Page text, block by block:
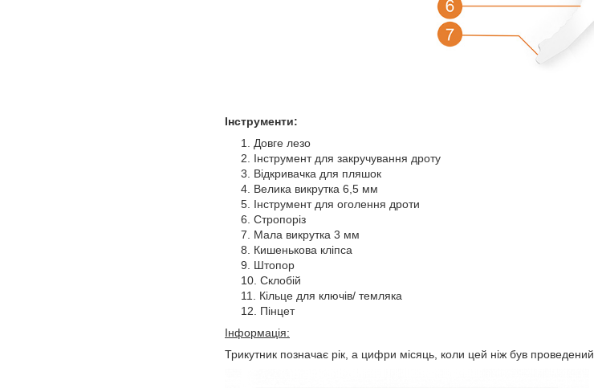
Інструменти:
Довге лезо
Інструмент для закручування дроту
Відкривачка для пляшок
Велика викрутка 6,5 мм
Інструмент для оголення дроти
Стропоріз
Мала викрутка 3 мм
Кишенькова кліпса
Штопор
Склобій
Кільце для ключів/ темляка
Пінцет
Інформація:
Трикутник позначає рік, а цифри місяць, коли цей ніж був проведений